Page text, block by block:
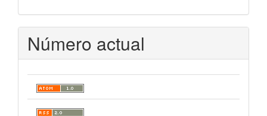
Número actual